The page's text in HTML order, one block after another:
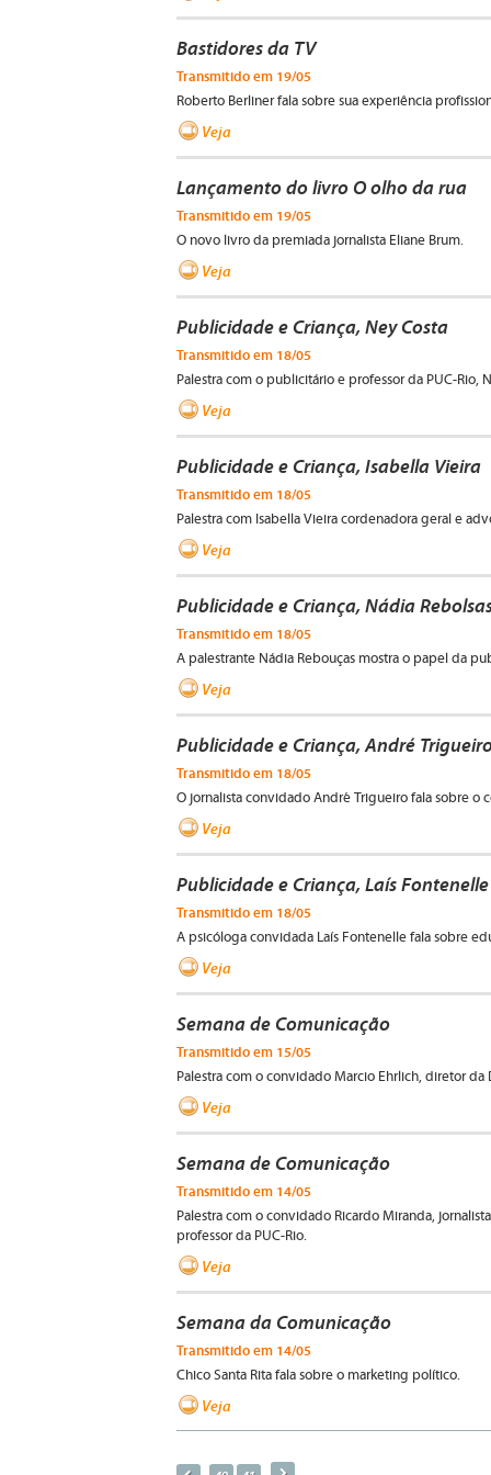
Bastidores da TV
Transmitido em 19/05
Roberto Berliner fala sobre sua experiência
Veja
Lançamento do livro O olho da rua
Transmitido em 19/05
O novo livro da premiada jornalista Eliane Brum.
Veja
Publicidade e Criança, Ney Costa
Transmitido em 18/05
Palestra com o publicitário e professor da PUC-Rio,
Veja
Publicidade e Criança, Isabella Vieira
Transmitido em 18/05
Palestra com Isabella Vieira cordenadora geral e
Veja
Publicidade e Criança, Nádia
Transmitido em 18/05
A palestrante Nádia Rebouças mostra o papel da
Veja
Publicidade e Criança, André
Transmitido em 18/05
O jornalista convidado André Trigueiro fala sobre o
Veja
Publicidade e Criança, Laís Fontenelle
Transmitido em 18/05
A psicóloga convidada Laís Fontenelle fala sobre
Veja
Semana de Comunicação
Transmitido em 15/05
Palestra com o convidado Marcio Ehrlich, diretor
Veja
Semana de Comunicação
Transmitido em 14/05
Palestra com o convidado Ricardo Miranda,
professor da PUC-Rio.
Veja
Semana da Comunicação
Transmitido em 14/05
Chico Santa Rita fala sobre o marketing político.
Veja
a